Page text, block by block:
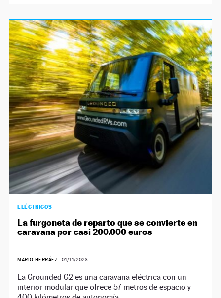
ELÉCTRICOS
La furgoneta de reparto que se convierte en
caravana por casi 200.000 euros
MARIO HERRÁEZ | 01/11/2023
La Grounded G2 es una caravana eléctrica con un
interior modular que ofrece 57 metros de espacio y